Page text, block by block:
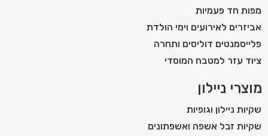
מפות חד פעמיות
אביזרים לאירועים וימי הולדת
פלייסמנטים דוליסים ותחרה
ציוד עזר למטבח המוסדי
מוצרי ניילון
שקיות ניילון וגופיות
שקיות זבל אשפה ואשפתונים